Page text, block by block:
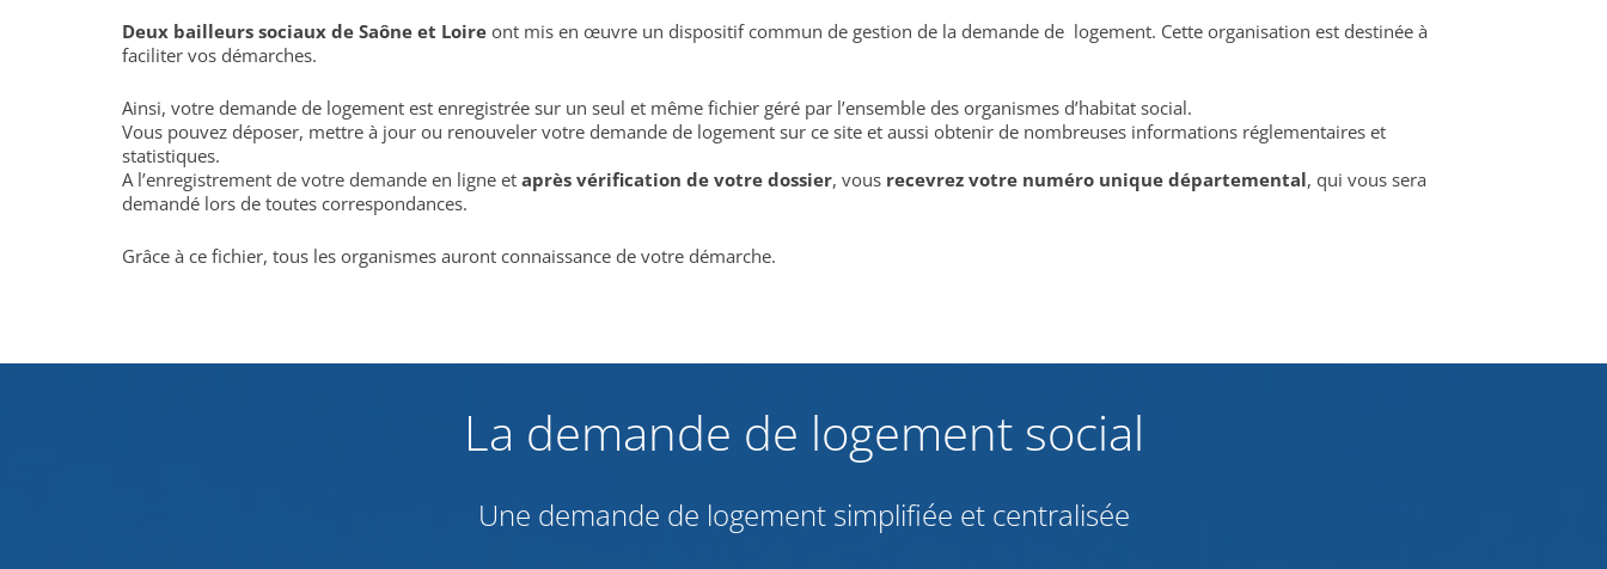
Deux bailleurs sociaux de Saône et Loire ont mis en œuvre un dispositif commun de gestion de la demande de logement. Cette organisation est destinée à
faciliter vos démarches.
Ainsi, votre demande de logement est enregistrée sur un seul et même fichier géré par l’ensemble des organismes d’habitat social.
Vous pouvez déposer, mettre à jour ou renouveler votre demande de logement sur ce site et aussi obtenir de nombreuses informations réglementaires et
statistiques.
A l’enregistrement de votre demande en ligne et après vérification de votre dossier, vous recevrez votre numéro unique départemental, qui vous sera
demandé lors de toutes correspondances.
Grâce à ce fichier, tous les organismes auront connaissance de votre démarche.
La demande de logement social
Une demande de logement simplifiée et centralisée